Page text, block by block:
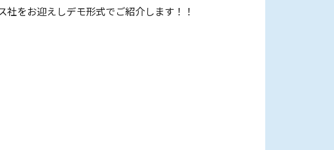
をお迎えしデモ形式でご紹介します！！